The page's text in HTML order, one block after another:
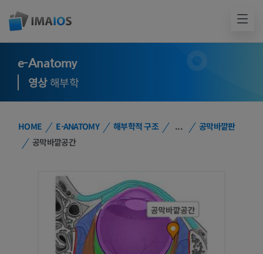
e-Anatomy
영상해부학
HOME E-ANATOMY 해부학적 구조 ...
공막바깥판
공막바깥공간